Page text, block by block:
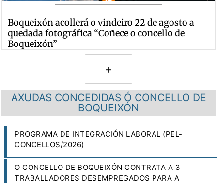
Boqueixón acollerá o vindeiro 22 de agosto a
quedada fotográfica “Coñece o concello de
Boqueixón”
+
AXUDAS CONCEDIDAS Ó CONCELLO DE
BOQUEIXÓN
PROGRAMA DE INTEGRACIÓN LABORAL (PEL-
CONCELLOS/2026)
O CONCELLO DE BOQUEIXÓN CONTRATA A 3
TRABALLADORES DESEMPREGADOS PARA A